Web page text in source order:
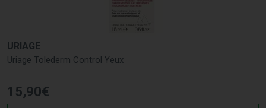
URIAGE
Uriage Tolederm Control Yeux
15,90€